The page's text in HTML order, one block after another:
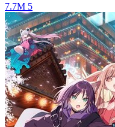
7.7M 5